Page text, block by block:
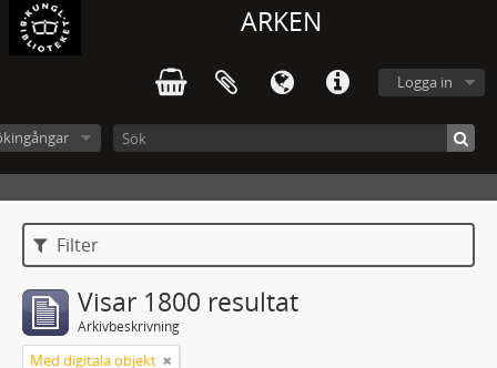
ARKEN
Logga in
Filter
Visar 1800 resultat
Arkivbeskrivning
Med digitala objekt